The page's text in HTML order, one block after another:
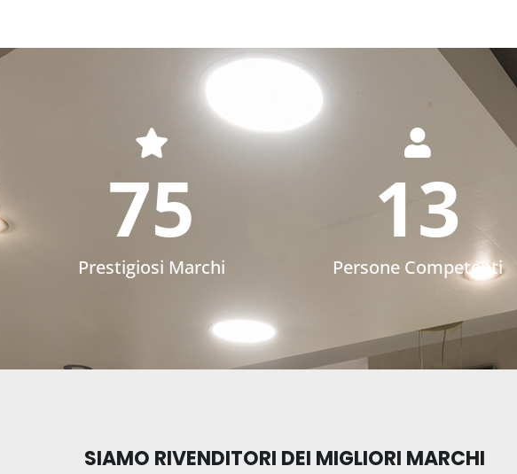
Prestigiosi Marchi
75
Persone Competenti
13
SIAMO RIVENDITORI DEI MIGLIORI MARCHI